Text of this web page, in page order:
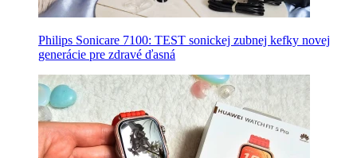
Philips Sonicare 7100: TEST sonickej zubnej kefky novej
generácie pre zdravé ďasná